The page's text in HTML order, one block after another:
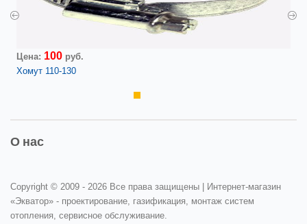
Цена: 100 руб.
Хомут 110-130
О нас
Copyright © 2009 - 2026 Все права защищены | Интернет-магазин
«Экватор» - проектирование, газификация, монтаж систем
отопления, сервисное обслуживание.